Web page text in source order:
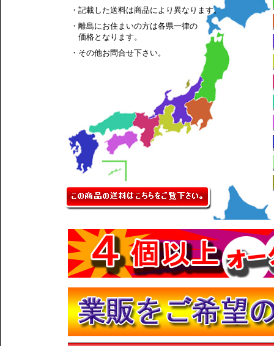
・記載した送料は商品により異なります。
・離島にお住まいの方は各県一律の
価格となります。
・その他お問合せ下さい。